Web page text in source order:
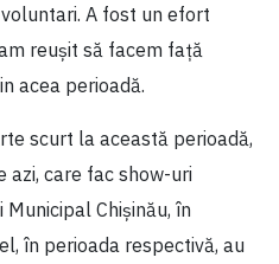
A fost un efort
reușit să facem față
acea perioadă.
scurt la această perioadă,
azi, care fac show-uri
Chișinău, în
în perioada respectivă, au